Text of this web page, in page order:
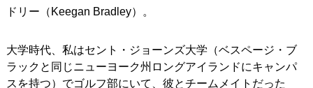
ドリー（Keegan Bradley）。
大学時代、私はセント・ジョーンズ大学（ベスページ・ブ
ラックと同じニューヨーク州ロングアイランドにキャンパ
スを持つ）でゴルフ部にいて、彼とチームメイトだった